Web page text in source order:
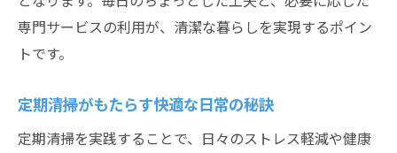
専門サービスの利用が、清潔な暮らしを実現するポイン
トです。
定期清掃がもたらす快適な日常の秘訣
定期清掃を実践することで、日々のストレス軽減や健康